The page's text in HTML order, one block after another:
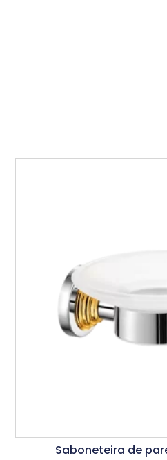
Saboneteira de